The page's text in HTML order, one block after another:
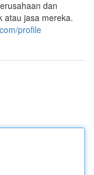
dan
atau jasa mereka.
profile